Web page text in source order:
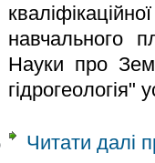
навчального
Науки про
гідрогеологія"
Читати далі